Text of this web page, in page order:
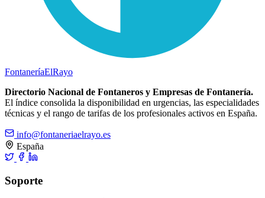
FontaneríaElRayo
Directorio Nacional de Fontaneros y Empresas de Fontanería.
El índice consolida la disponibilidad en urgencias, las especialidades
técnicas y el rango de tarifas de los profesionales activos en España.
info@fontaneriaelrayo.es
España
Soporte